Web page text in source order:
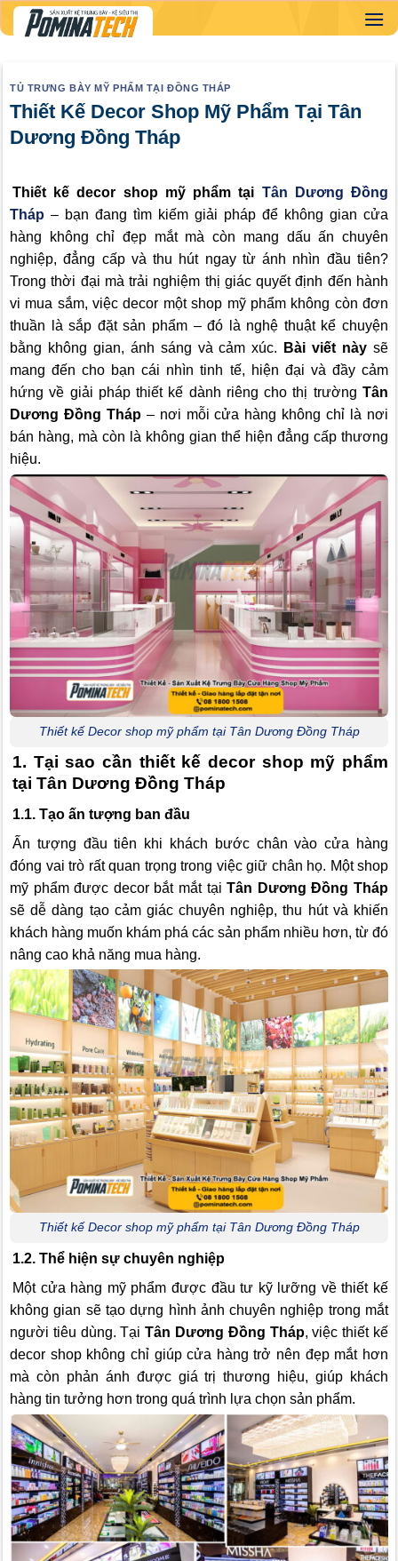
Skip
to
TỦ TRƯNG BÀY MỸ PHẨM TẠI ĐỒNG THÁP
Thiết Kế Decor Shop Mỹ Phẩm Tại Tân
Dương Đồng Tháp
Thiết kế decor shop mỹ phẩm tại Tân Dương Đồng
Tháp – bạn đang tìm kiếm giải pháp để không gian cửa
hàng không chỉ đẹp mắt mà còn mang dấu ấn chuyên
nghiệp, đẳng cấp và thu hút ngay từ ánh nhìn đầu tiên?
Trong thời đại mà trải nghiệm thị giác quyết định đến hành
vi mua sắm, việc decor một shop mỹ phẩm không còn đơn
thuần là sắp đặt sản phẩm – đó là nghệ thuật kể chuyện
bằng không gian, ánh sáng và cảm xúc.
Bài viết này sẽ
mang đến cho bạn cái nhìn tinh tế, hiện đại và đầy cảm
hứng về giải pháp thiết kế dành riêng cho thị trường Tân
Dương Đồng Tháp– nơi mỗi cửa hàng không chỉ là nơi
bán hàng, mà còn là không gian thể hiện đẳng cấp thương
hiệu.
Thiết kế Decor shop mỹ phẩm tại Tân Dương Đồng Tháp
1. Tại sao cần thiết kế decor shop mỹ phẩm
tại Tân Dương Đồng Tháp
1.1. Tạo ấn tượng ban đầu
Ấn tượng đầu tiên khi khách bước chân vào cửa hàng
đóng vai trò rất quan trọng trong việc giữ chân họ. Một shop
mỹ phẩm được decor bắt mắt tạiTân Dương Đồng Tháp
sẽ dễ dàng tạo cảm giác chuyên nghiệp, thu hút và khiến
khách hàng muốn khám phá các sản phẩm nhiều hơn, từ đó
nâng cao khả năng mua hàng.
Thiết kế Decor shop mỹ phẩm tại Tân Dương Đồng Tháp
1.2. Thể hiện sự chuyên nghiệp
Một cửa hàng mỹ phẩm được đầu tư kỹ lưỡng về thiết kế
không gian sẽ tạo dựng hình ảnh chuyên nghiệp trong mắt
người tiêu dùng. TạiTân Dương Đồng Tháp, việc thiết kế
decor shop không chỉ giúp cửa hàng trở nên đẹp mắt hơn
mà còn phản ánh được giá trị thương hiệu, giúp khách
hàng tin tưởng hơn trong quá trình lựa chọn sản phẩm.